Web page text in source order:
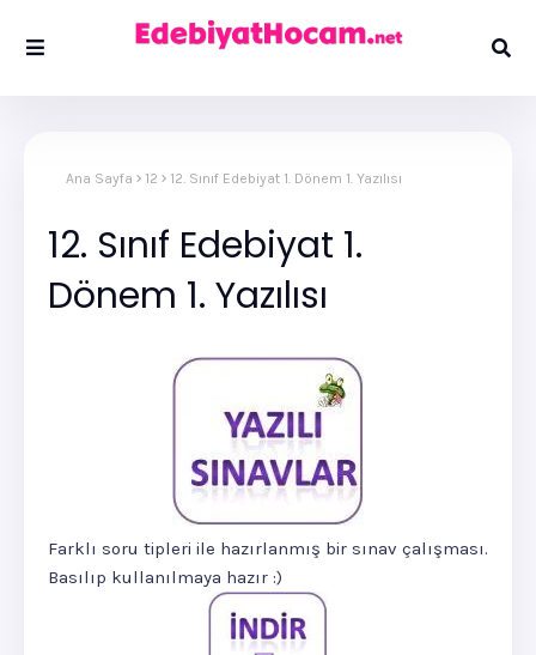
Ana Sayfa 12 12. Sınıf Edebiyat 1. Dönem 1. Yazılısı
12. Sınıf Edebiyat 1.
Dönem 1. Yazılısı
Farklı soru tipleri ile hazırlanmış bir sınav çalışması.
Basılıp kullanılmaya hazır :)